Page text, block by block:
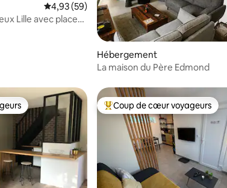
381 commentaires : 4,7 sur 5
Évaluation moyenne sur la base de 59
4,93 (59)
Lille avec place
Hébergement
La maison du Père Edmond
Coups de cœur voyageurs les
Coup de cœur voyageurs